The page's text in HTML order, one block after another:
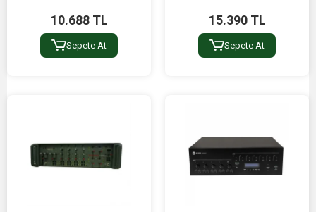
10.688 TL
Sepete At
15.390 TL
Sepete At